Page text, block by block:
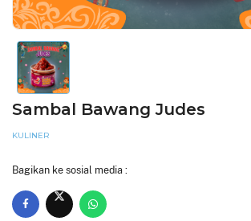
Sambal Bawang Judes
KULINER
Bagikan ke sosial media :